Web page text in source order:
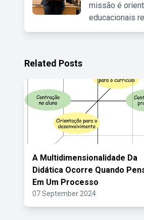
missão é
educacionais
Related Posts
A Multidimensionalidade Da
Didática Ocorre Quando
Em Um Processo
07 September 2024